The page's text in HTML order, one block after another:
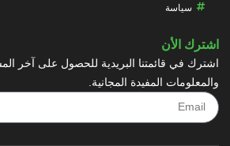
سياسة
اشترك الأن
اشترك في قائمتنا البريدية للحصول على آخر
والمعلومات المفيدة المجانية.